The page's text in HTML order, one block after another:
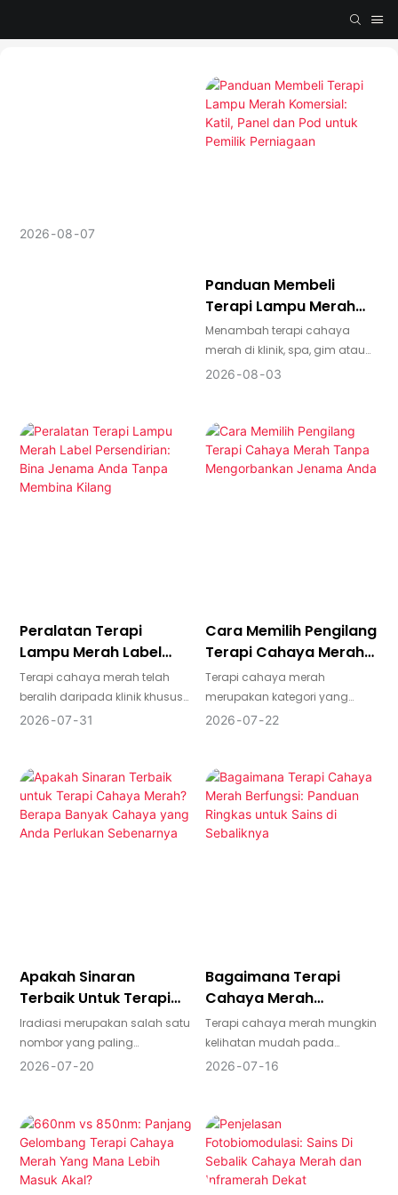
2026 08 07
Panduan Membeli
Terapi Lampu Merah
Komersial: Katil, Panel
Dan Pod Untuk Pemilik
Perniagaan
Menambah terapi cahaya
merah di klinik, spa, gim atau
studio pemulihan boleh
baharu dan meningkatkan
pendapatan berulang.
Cabarannya adalah
2026 08 03
Peralatan Terapi
Lampu Merah Label
Persendirian: Bina
Jenama Anda Tanpa
Membina Kilang
Terapi cahaya merah telah
beralih daripada klinik khusus
kepada pasaran
perdana. Bagi jenama, salun,
klinik dan pengedar, peralatan
terapi cahaya merah label
persendirian menawarkan
mengeluarkan semuanya dari
awal.
2026 07 31
Cara Memilih Pengilang
Terapi Cahaya Merah
Tanpa Mengorbankan
Jenama Anda
Terapi cahaya merah
merupakan kategori yang
bergerak pantas—begitu juga
membina peranti untuk anda.
Perbezaan antara pembekal
komoditi dan rakan kongsi
pembuatan sebenar
yang dikawal selia.
2026 07 22
Apakah Sinaran
Terbaik Untuk Terapi
Cahaya Merah? Berapa
Banyak Cahaya Yang
Anda Perlukan
Iradiasi merupakan salah satu
nombor yang paling
mengelirukan pada halaman
paling penting. Ia memberitahu
anda berapa banyak kuasa
cahaya yang sampai ke kulit
anda pada jarak tertentu, yang
2026 07 20
Bagaimana Terapi
Cahaya Merah
Berfungsi: Panduan
Ringkas Untuk Sains Di
Sebaliknya
Terapi cahaya merah mungkin
kelihatan mudah pada
luarannya, tetapi sebab ia
apa yang berlaku di peringkat
selular. Ia direka bentuk untuk
menggunakan panjang
gelombang cahaya tertentu
2026 07 16